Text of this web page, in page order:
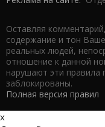
Оставляя
содержание и тон
реальных людей,
отношение к данной
нарушают эти правила
заблокированы.
Полная версия правил
x